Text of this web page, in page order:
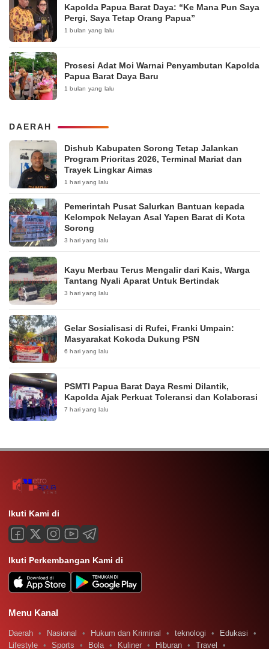
Kapolda Papua Barat Daya: “Ke Mana Pun Saya
Pergi, Saya Tetap Orang Papua”
1 bulan yang lalu
Prosesi Adat Moi Warnai Penyambutan Kapolda
Papua Barat Daya Baru
1 bulan yang lalu
DAERAH
Dishub Kabupaten Sorong Tetap Jalankan
Program Prioritas 2026, Terminal Mariat dan
Trayek Lingkar Aimas
1 hari yang lalu
Pemerintah Pusat Salurkan Bantuan kepada
Kelompok Nelayan Asal Yapen Barat di Kota
Sorong
3 hari yang lalu
Kayu Merbau Terus Mengalir dari Kais, Warga
Tantang Nyali Aparat Untuk Bertindak
3 hari yang lalu
Gelar Sosialisasi di Rufei, Franki Umpain:
Masyarakat Kokoda Dukung PSN
6 hari yang lalu
PSMTI Papua Barat Daya Resmi Dilantik,
Kapolda Ajak Perkuat Toleransi dan Kolaborasi
7 hari yang lalu
Ikuti Kami di
Ikuti Perkembangan Kami di
Menu Kanal
Daerah Nasional Hukum dan Kriminal teknologi
Edukasi
Lifestyle
Sports Bola Kuliner Hiburan Travel